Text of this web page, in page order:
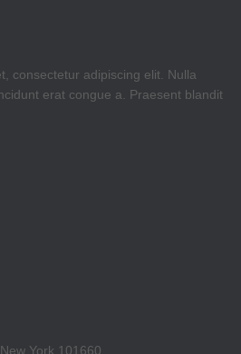
consectetur adipiscing elit. Nulla
erat congue a. Praesent blandit
York 101660